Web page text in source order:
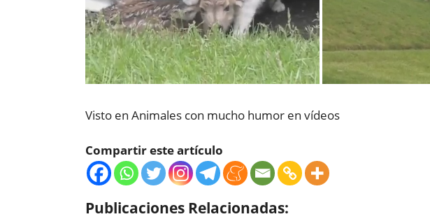
Visto en Animales con mucho humor en vídeos
Compartir este artículo
Publicaciones Relacionadas: